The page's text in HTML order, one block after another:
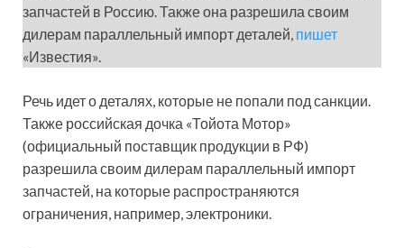
запчастей в Россию. Также она разрешила своим
дилерам параллельный импорт деталей, пишет
«Известия».
Речь идет о деталях, которые не попали под санкции.
Также российская дочка «Тойота Мотор»
(официальный поставщик продукции в РФ)
разрешила своим дилерам параллельный импорт
запчастей, на которые распространяются
ограничения, например, электроники.